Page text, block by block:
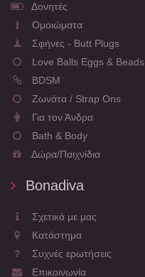
Δονητές
Ομοιώματα
Σφήνες - Butt Plugs
Love Balls Eggs & Beads
BDSM
Ζωνάτα / Strap Ons
Για τον Άνδρα
Bath & Body
Δώρα/Παιχνίδια
Bonadiva
Σχετικά με μας
Κατάστημα
Συχνές ερωτήσεις
Επικοινωνία